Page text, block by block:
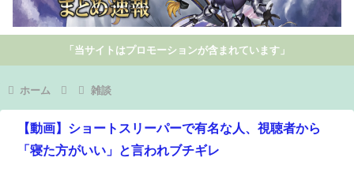
「当サイトはプロモーションが含まれています」
ホーム 雑談
【動画】ショートスリーパーで有名な人、視聴者から
「寝た方がいい」と言われブチギレ